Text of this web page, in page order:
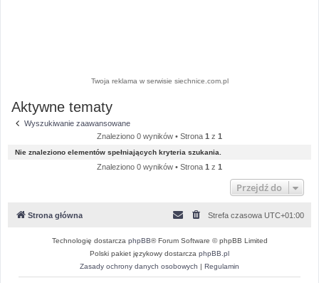
Twoja reklama w serwisie siechnice.com.pl
Aktywne tematy
Wyszukiwanie zaawansowane
Znaleziono 0 wyników • Strona 1 z 1
Nie znaleziono elementów spełniających kryteria szukania.
Znaleziono 0 wyników • Strona 1 z 1
Przejdź do
Strona główna Strefa czasowa UTC+01:00
Technologię dostarcza phpBB® Forum Software © phpBB Limited
Polski pakiet językowy dostarcza phpBB.pl
Zasady ochrony danych osobowych | Regulamin